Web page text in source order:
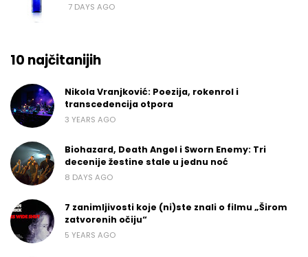
7 DAYS AGO
10 najčitanijih
Nikola Vranjković: Poezija, rokenrol i
transcedencija otpora
3 YEARS AGO
Biohazard, Death Angel i Sworn Enemy: Tri
decenije žestine stale u jednu noć
8 DAYS AGO
7 zanimljivosti koje (ni)ste znali o filmu „Širom
zatvorenih očiju“
5 YEARS AGO